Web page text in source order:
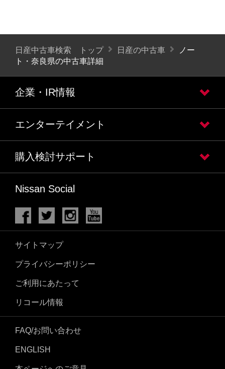
日産中古車検索 トップ 日産の中古車
ノー
ト・奈良県の中古車詳細
企業・IR情報
エンターテイメント
購入検討サポート
Nissan Social
サイトマップ
プライバシーポリシー
ご利用にあたって
リコール情報
FAQ/お問い合わせ
ENGLISH